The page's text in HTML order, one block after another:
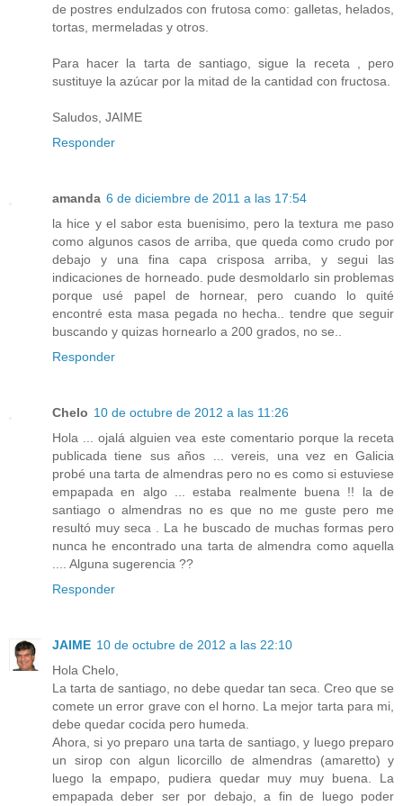
de postres endulzados con frutosa como: galletas, helados,
tortas, mermeladas y otros.
Para hacer la tarta de santiago, sigue la receta , pero
sustituye la azúcar por la mitad de la cantidad con fructosa.
Saludos, JAIME
Responder
amanda 6 de diciembre de 2011 a las 17:54
la hice y el sabor esta buenisimo, pero la textura me paso
como algunos casos de arriba, que queda como crudo por
debajo y una fina capa crisposa arriba, y segui las
indicaciones de horneado. pude desmoldarlo sin problemas
porque usé papel de hornear, pero cuando lo quité
encontré esta masa pegada no hecha.. tendre que seguir
buscando y quizas hornearlo a 200 grados, no se..
Responder
Chelo 10 de octubre de 2012 a las 11:26
Hola ... ojalá alguien vea este comentario porque la receta
publicada tiene sus años ... vereis, una vez en Galicia
probé una tarta de almendras pero no es como si estuviese
empapada en algo ... estaba realmente buena !! la de
santiago o almendras no es que no me guste pero me
resultó muy seca . La he buscado de muchas formas pero
nunca he encontrado una tarta de almendra como aquella
.... Alguna sugerencia ??
Responder
JAIME 10 de octubre de 2012 a las 22:10
Hola Chelo,
La tarta de santiago, no debe quedar tan seca. Creo que se
comete un error grave con el horno. La mejor tarta para mi,
debe quedar cocida pero humeda.
Ahora, si yo preparo una tarta de santiago, y luego preparo
un sirop con algun licorcillo de almendras (amaretto) y
luego la empapo, pudiera quedar muy muy buena. La
empapada deber ser por debajo, a fin de luego poder